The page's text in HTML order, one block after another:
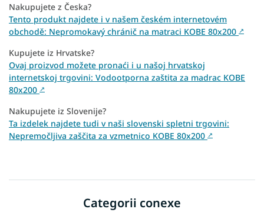
Nakupujete z Česka?
Tento produkt najdete i v našem českém internetovém
obchodě: Nepromokavý chránič na matraci KOBE 80x200 ↗
Kupujete iz Hrvatske?
Ovaj proizvod možete pronaći i u našoj hrvatskoj
internetskoj trgovini: Vodootporna zaštita za madrac KOBE
80x200 ↗
Nakupujete iz Slovenije?
Ta izdelek najdete tudi v naši slovenski spletni trgovini:
Nepremočljiva zaščita za vzmetnico KOBE 80x200 ↗
Categorii conexe